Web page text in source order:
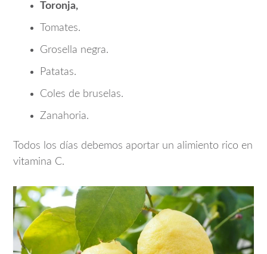
Toronja,
Tomates.
Grosella negra.
Patatas.
Coles de bruselas.
Zanahoria.
Todos los días debemos aportar un alimiento rico en
vitamina C.